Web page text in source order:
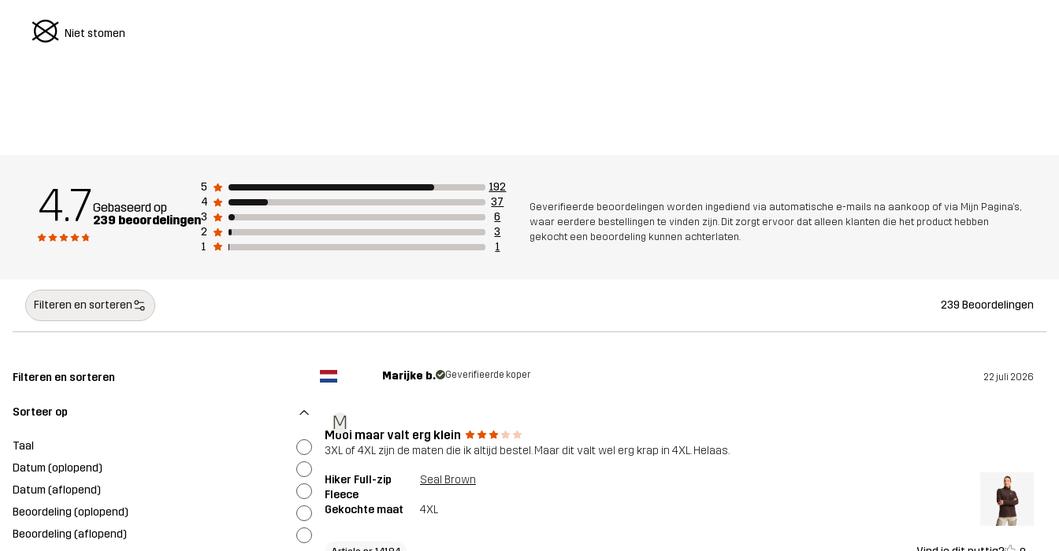
U Niet stomen
4.7Gebaseerd op
239 beoordelingen
5
192
4
37
3
6
2
3
1
1
Geverifieerde beoordelingen worden ingediend via automatische e-mails na aankoop of via Mijn Pagina's,
waar eerdere bestellingen te vinden zijn. Dit zorgt ervoor dat alleen klanten die het product hebben
gekocht een beoordeling kunnen achterlaten.
Filteren en sorteren 239 Beoordelingen
Filteren en sorteren
Sorteer op
Taal
Datum (oplopend)
Datum (aflopend)
Beoordeling (oplopend)
Beoordeling (aflopend)
M
Marijke b. Geverifieerde koper 22 juli 2026
Mooi maar valt erg klein
3XL of 4XL zijn de maten die ik altijd bestel. Maar dit valt wel erg krap in 4XL. Helaas.
Hiker Full-zip
Fleece
Seal Brown
Gekochte maat 4XL